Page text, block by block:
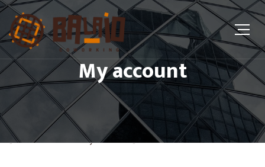
My account
[woocommerce_my_account]